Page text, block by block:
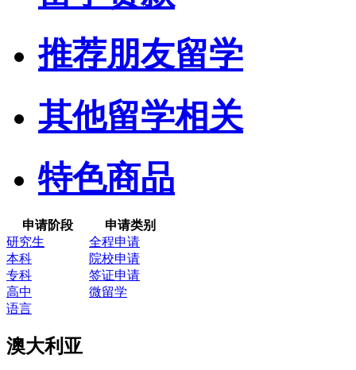
推荐朋友留学
其他留学相关
特色商品
申请阶段
申请类别
研究生
全程申请
本科
院校申请
专科
签证申请
高中
微留学
语言
澳大利亚